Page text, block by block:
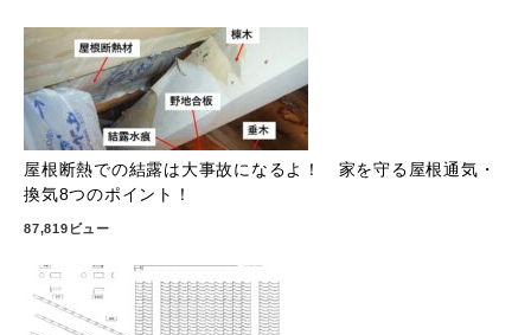
屋根断熱での結露は大事故になるよ！ 家を守る屋根通気・
換気8つのポイント！
87,819ビュー